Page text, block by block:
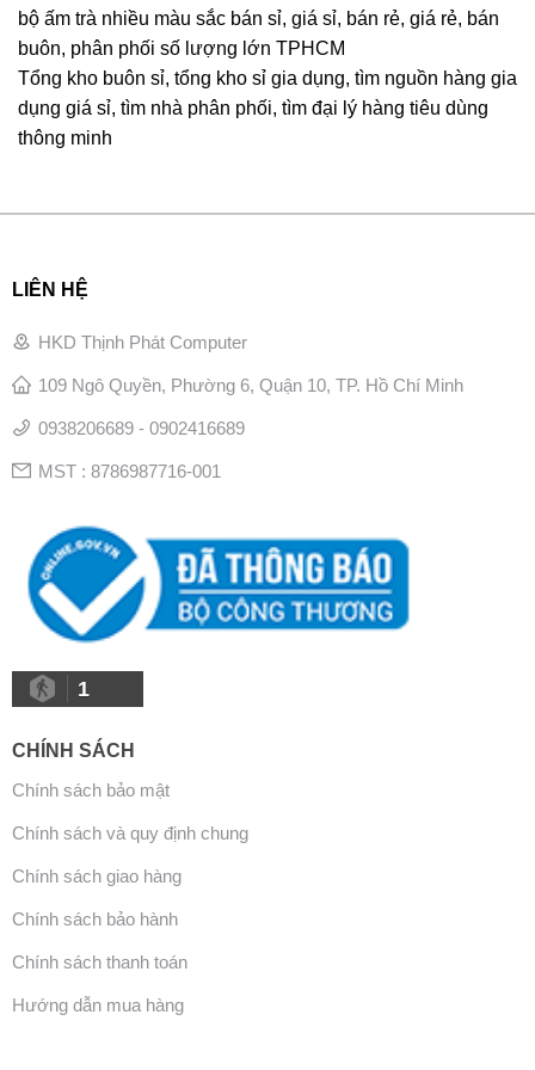
bộ ấm trà nhiều màu sắc bán sỉ, giá sỉ, bán rẻ, giá rẻ, bán
buôn, phân phối số lượng lớn TPHCM
Tổng kho buôn sỉ, tổng kho sỉ gia dụng, tìm nguồn hàng gia
dụng giá sỉ, tìm nhà phân phối, tìm đại lý hàng tiêu dùng
thông minh
LIÊN HỆ
HKD Thịnh Phát Computer
109 Ngô Quyền, Phường 6, Quận 10, TP. Hồ Chí Minh
0938206689 - 0902416689
MST : 8786987716-001
1
CHÍNH SÁCH
Chính sách bảo mật
Chính sách và quy định chung
Chính sách giao hàng
Chính sách bảo hành
Chính sách thanh toán
Hướng dẫn mua hàng